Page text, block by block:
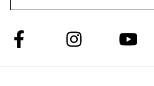
Folge
uns
auf
Folge
uns
auf
Folge
auf